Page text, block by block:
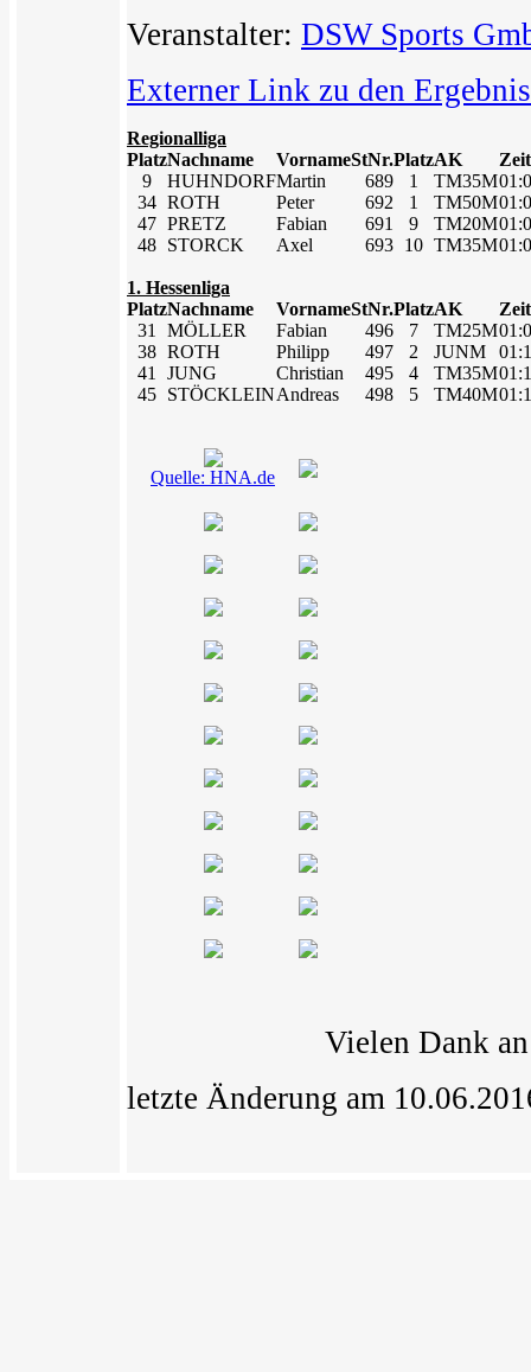
Veranstalter: DSW Sports
Externer Link zu den
Regionalliga
PlatzNachname VornameStNr.PlatzAK
Zeit
9
HUHNDORFMartin 689 1 TM35M
34 ROTH Peter 692 1 TM50M
47 PRETZ Fabian 691 9 TM20M
48 STORCK Axel 693 10 TM35M
1. Hessenliga
PlatzNachname VornameStNr.PlatzAK
Zeit
31
MÖLLER Fabian 496 7 TM25M
38 ROTH Philipp 497 2 JUNM
41
JUNG Christian 495 4 TM35M
45 STÖCKLEINAndreas 498 5 TM40M
Quelle: HNA.de
Vielen Dank
letzte Änderung am